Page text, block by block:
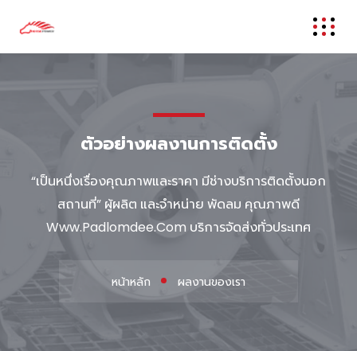
Project
ตัวอย่างผลงานการติดตั้ง
“เป็นหนึ่งเรื่องคุณภาพและราคา มีช่างบริการติดตั้งนอก
สถานที่” ผู้ผลิต และจำหน่าย พัดลม คุณภาพดี
Www.Padlomdee.Com บริการจัดส่งทั่วประเทศ
หน้าหลัก ผลงานของเรา